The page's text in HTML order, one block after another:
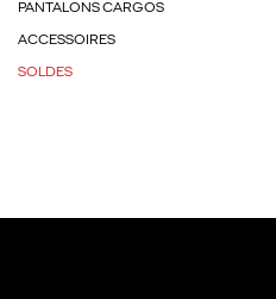
PANTALONS CARGOS
ACCESSOIRES
SOLDES